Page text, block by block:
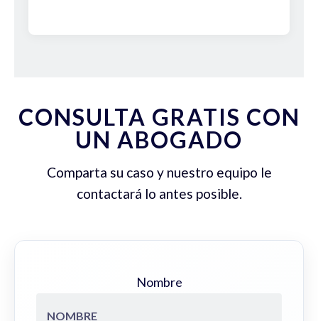
CONSULTA GRATIS CON
UN ABOGADO
Comparta su caso y nuestro equipo le
contactará lo antes posible.
Nombre